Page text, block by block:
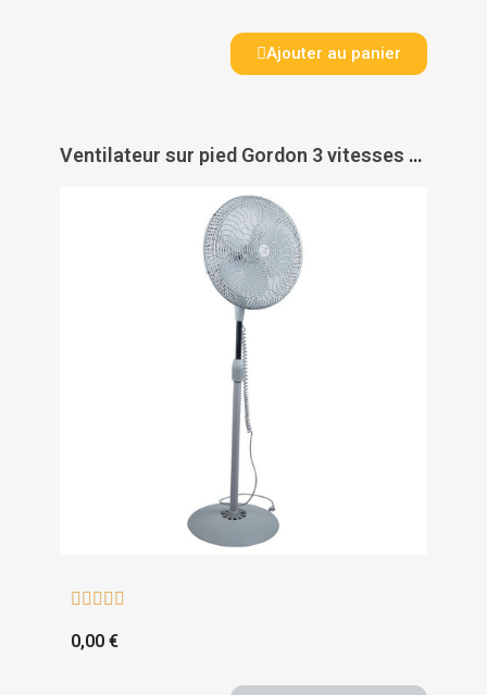
Ajouter au panier
Ventilateur sur pied Gordon 3 vitesses - VORTICE
    
0,00 €